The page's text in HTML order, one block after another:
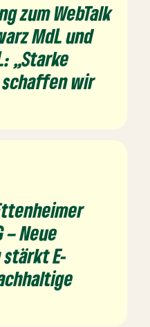
zum WebTalk
MdL und
„Starke
schaffen wir
– Neue
E-